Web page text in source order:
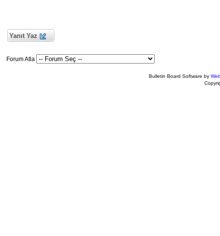
Yanıt Yaz
Forum Atla
Bulletin Board Software by